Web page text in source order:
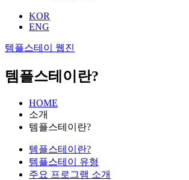
KOR
ENG
템플스테이 웹진
템플스테이란?
HOME
소개
템플스테이란?
템플스테이란?
템플스테이 유형
주요 프로그램 소개